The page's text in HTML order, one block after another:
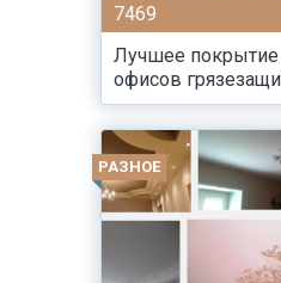
7469
Лучшее
офисов
РАЗНОЕ